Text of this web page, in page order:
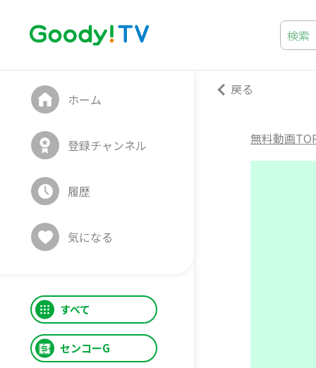
ホーム
登録チャンネル
履歴
気になる
すべて
センコーG
戻る
無料動画